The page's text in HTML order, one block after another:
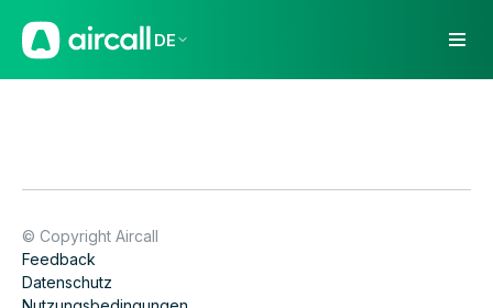
DE
© Copyright Aircall
Feedback
Datenschutz